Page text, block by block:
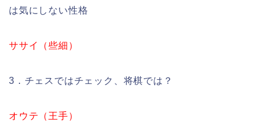
は気にしない性格
ササイ（些細）
3．チェスではチェック、将棋では？
オウテ（王手）